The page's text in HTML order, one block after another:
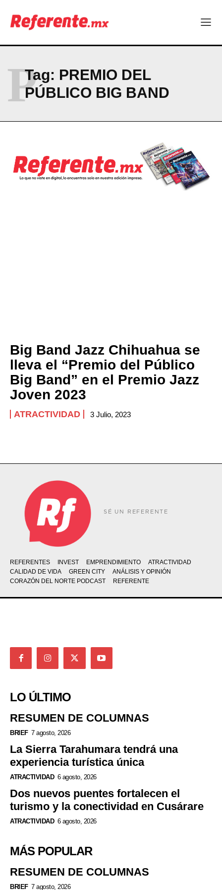
CONTACT
PRIVACY POLICY
Tag: PREMIO DEL
PÚBLICO BIG BAND
P
Big Band Jazz Chihuahua se
lleva el “Premio del Público
Big Band” en el Premio Jazz
Joven 2023
ATRACTIVIDAD 3 Julio, 2023
SÉ UN REFERENTE
REFERENTES INVEST EMPRENDIMIENTO
ATRACTIVIDAD
CALIDAD DE VIDA
GREEN CITY
ANÁLISIS Y OPINIÓN
CORAZÓN DEL NORTE PODCAST
REFERENTE
LO ÚLTIMO
RESUMEN DE COLUMNAS
BRIEF 7 agosto, 2026
La Sierra Tarahumara tendrá una
experiencia turística única
ATRACTIVIDAD 6 agosto, 2026
Dos nuevos puentes fortalecen el
turismo y la conectividad en Cusárare
ATRACTIVIDAD 6 agosto, 2026
MÁS POPULAR
RESUMEN DE COLUMNAS
BRIEF 7 agosto, 2026